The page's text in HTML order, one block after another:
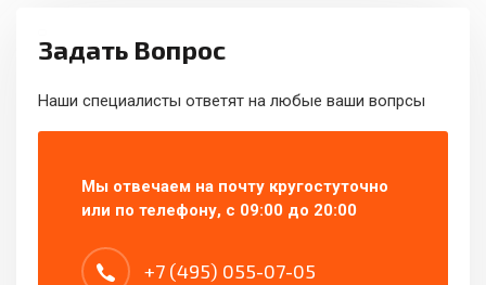
Задать Вопрос
Наши специалисты ответят на любые ваши вопрсы
Мы отвечаем на почту кругостуточно
или по телефону, с 09:00 до 20:00
+7 (495) 055-07-05